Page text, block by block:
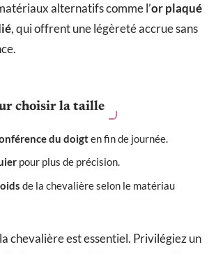
alternatifs comme l’or plaqué
, qui offrent une légèreté accrue sans
choisir la taille
du doigten fin de journée.
pour plus de précision.
de la chevalière selon le matériau
chevalière est essentiel. Privilégiez un